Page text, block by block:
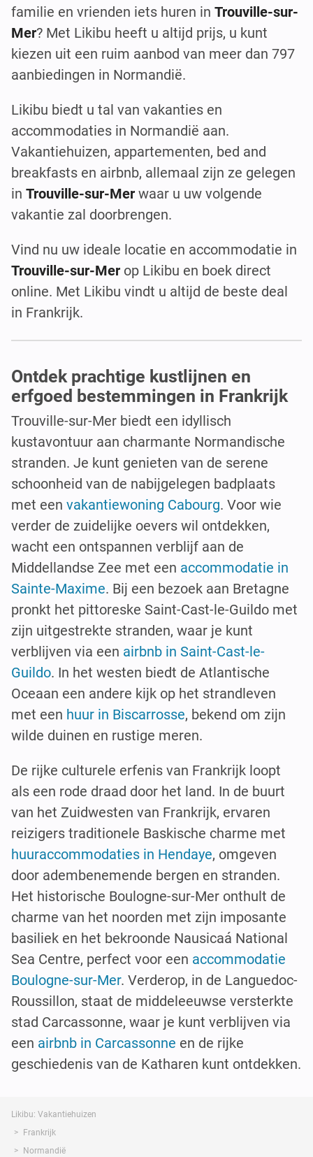
familie en vrienden iets huren in Trouville-sur-
Mer? Met Likibu heeft u altijd prijs, u kunt
kiezen uit een ruim aanbod van meer dan 797
aanbiedingen in Normandië.
Likibu biedt u tal van vakanties en
accommodaties in Normandië aan.
Vakantiehuizen, appartementen, bed and
breakfasts en airbnb, allemaal zijn ze gelegen
in Trouville-sur-Mer waar u uw volgende
vakantie zal doorbrengen.
Vind nu uw ideale locatie en accommodatie in
Trouville-sur-Mer op Likibu en boek direct
online. Met Likibu vindt u altijd de beste deal
in Frankrijk.
Ontdek prachtige kustlijnen en
erfgoed bestemmingen in Frankrijk
Trouville-sur-Mer biedt een idyllisch
kustavontuur aan charmante Normandische
stranden. Je kunt genieten van de serene
schoonheid van de nabijgelegen badplaats
met een vakantiewoning Cabourg. Voor wie
verder de zuidelijke oevers wil ontdekken,
wacht een ontspannen verblijf aan de
Middellandse Zee met een accommodatie in
Sainte-Maxime. Bij een bezoek aan Bretagne
pronkt het pittoreske Saint-Cast-le-Guildo met
zijn uitgestrekte stranden, waar je kunt
verblijven via een airbnb in Saint-Cast-le-
Guildo. In het westen biedt de Atlantische
Oceaan een andere kijk op het strandleven
met een huur in Biscarrosse, bekend om zijn
wilde duinen en rustige meren.
De rijke culturele erfenis van Frankrijk loopt
als een rode draad door het land. In de buurt
van het Zuidwesten van Frankrijk, ervaren
reizigers traditionele Baskische charme met
huuraccommodaties in Hendaye, omgeven
door adembenemende bergen en stranden.
Het historische Boulogne-sur-Mer onthult de
charme van het noorden met zijn imposante
basiliek en het bekroonde Nausicaá National
Sea Centre, perfect voor een accommodatie
Boulogne-sur-Mer. Verderop, in de Languedoc-
Roussillon, staat de middeleeuwse versterkte
stad Carcassonne, waar je kunt verblijven via
een airbnb in Carcassonne en de rijke
geschiedenis van de Katharen kunt ontdekken.
Likibu: Vakantiehuizen
Frankrijk
Normandië